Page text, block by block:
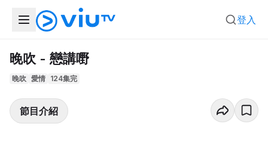
登入
晚吹 - 戀講嘢
晚吹 愛情 124集完
節目介紹